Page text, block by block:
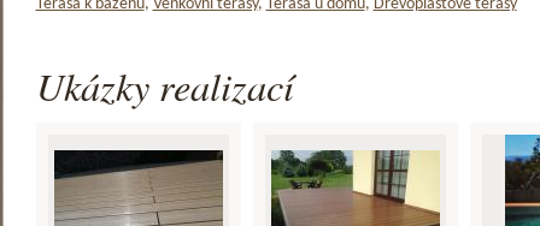
Terasa k bazénu, Venkovní terasy, Terasa u domu, Dřevoplastové terasy
Ukázky realizací